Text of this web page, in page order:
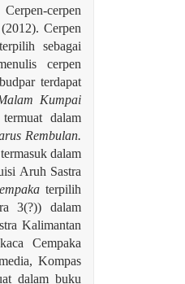
cerpen
Cerpen
sebagai
cerpen
terdapat
Kumpai
dalam
Rembulan.
dalam
Aruh Sastra
terpilih
3(?)) dalam
Kalimantan
Cempaka
Kompas
dalam buku